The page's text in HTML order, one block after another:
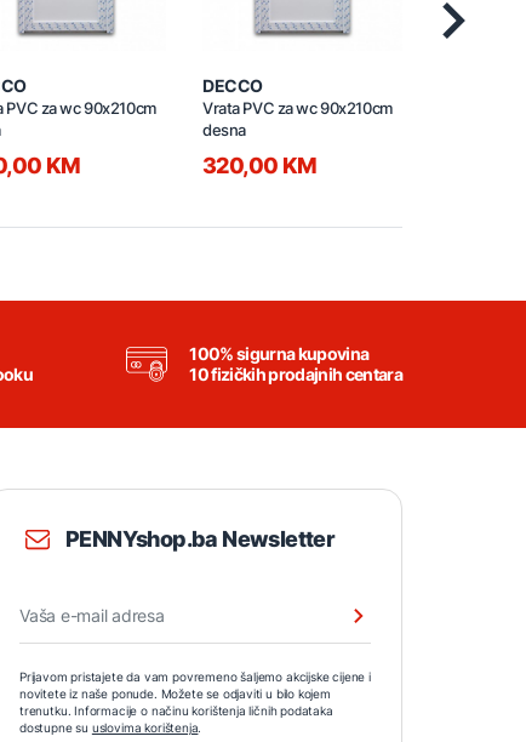
PVC za wc 90x210cm
KM
DECCO
Vrata PVC za wc 90x210cm
desna
320,00 KM
100% sigurna kupovina
10 fizičkih prodajnih centara
PENNYshop.ba Newsletter
Prijavom pristajete da vam povremeno šaljemo akcijske cijene i
novitete iz naše ponude. Možete se odjaviti u bilo kojem
trenutku. Informacije o načinu korištenja ličnih podataka
dostupne su uslovima korištenja.